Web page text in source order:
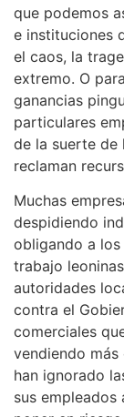
que podemos
e instituciones
el caos, la
extremo. O
ganancias
particulares
de la suerte de
reclaman
Muchas
despidiendo
obligando a
trabajo
autoridades
contra el
comerciales
vendiendo
han ignorado
sus